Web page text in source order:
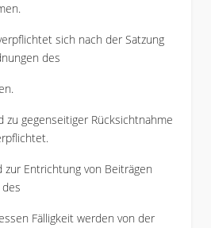
sich nach der Satzung
des
gegenseitiger Rücksichtnahme
Entrichtung von Beiträgen
Fälligkeit werden von der